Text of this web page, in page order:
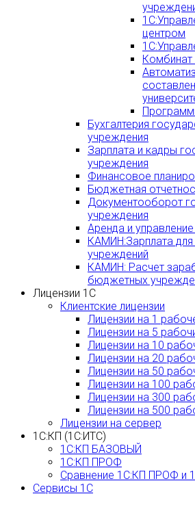
центром
Комбинат
Бухгалтерия
учреждения
Зарплата и кадры
учреждения
Финансовое
Бюджетная
Документооборот
учреждения
Аренда и
КАМИН:Зарплата
учреждений
КАМИН: Расчет
бюджетных
Лицензии 1С
Клиентские лицензии
Лицензии на 1
Лицензии на 5
Лицензии на 10
Лицензии на 20
Лицензии на 50
Лицензии на 100
Лицензии на 300
Лицензии на 500
Лицензии на сервер
1С:КП (1С:ИТС)
1С:КП БАЗОВЫЙ
1С:КП ПРОФ
Сравнение 1С:КП ПРОФ и
Сервисы 1С